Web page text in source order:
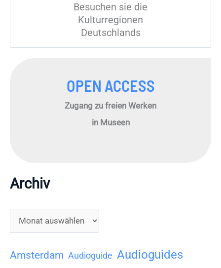
Besuchen sie die
Kulturregionen
Deutschlands
OPEN ACCESS
Zugang zu freien Werken
in Museen
Archiv
r
c
Amsterdam Audioguide Audioguides